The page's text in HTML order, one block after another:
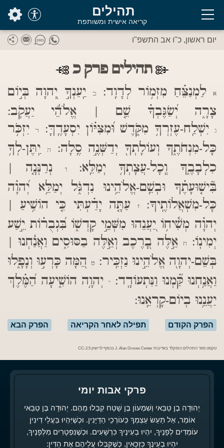
תהילים
קריאה אישית ומשותפת
יום ראשון, כ"ו אב התשפ"ו
תהילים פרק כ
אלַמְנַצֵּ֗חַ מִזְמ֥וֹר לְדָוִֽד:ב
יַֽעַנְךָ֣ יְ֭הוָה בְּי֣וֹם
צָרָ֑ה יְ֝שַׂגֶּבְךָ֗ שֵׁ֤ם | אֱלֹהֵ֬י יַעֲקֹֽב:
גיִשְׁלַֽח-עֶזְרְךָ֥ מִקֹּ֑דֶשׁ וּ֝מִצִּיּ֗וֹן יִסְעָדֶֽךָּ: דיִזְכֹּ֥ר
כָּל-מִנְחֹתֶ֑ךָ וְעוֹלָתְךָ֖ יְדַשְּׁנֶ֣ה סֶֽלָה:ה
יִֽתֶּן-לְךָ֥
כִלְבָבֶ֑ךָ וְֽכָל-עֲצָתְךָ֥ יְמַלֵּֽא:ו
נְרַנְּנָ֤ה |
בִּ֘ישׁ֤וּעָתֶ֗ךָ וּבְשֵֽׁם-אֱלֹהֵ֥ינוּ נִדְגֹּ֑ל יְמַלֵּ֥א יְ֝הוָ֗ה
כָּל-מִשְׁאֲלוֹתֶֽיךָ:ז
עַתָּ֤ה יָדַ֗עְתִּי כִּ֤י הוֹשִׁ֥יעַ |
יְהוָ֗ה מְשִׁ֫יח֥וֹ יַ֭עֲנֵהוּ מִשְּׁמֵ֣י קָדְשׁ֑וֹ בִּ֝גְבֻר֗וֹת יֵ֣שַׁע
יְמִינֽוֹ:
ח אֵ֣לֶּה בָ֭רֶכֶב וְאֵ֣לֶּה בַסּוּסִ֑ים וַאֲנַ֓חְנוּ |
בְּשֵׁם-יְהוָ֖ה אֱלֹהֵ֣ינוּ נַזְכִּֽיר: ט הֵ֭מָּה כָּרְע֣וּ וְנָפָ֑לוּ
וַאֲנַ֥חְנוּ קַּ֝֗מְנוּ וַנִּתְעוֹדָֽד:י יְהוָ֥ה הוֹשִׁ֑יעָה הַ֝מֶּ֗לֶךְ
יַעֲנֵ֥נוּ בְיוֹם-קָרְאֵֽנוּ:
הפרק הקודם הפרק הבא תפילה לאחר הקריאה
טקסט ספר התהילים המוקלד באדיבות J. Alan Groves Center בכפוף לרישיון CC-2.5
פרקי אבות יומי
יְהוּדָה בֶן טַבַּאי וְשִׁמְעוֹן בֶּן שָׁטַח קִבְּלוּ מֵהֶם. יְהוּדָה בֶּן טַבַּאי
אוֹמֵר, אַל תַּעַשׂ עַצְמְךָ כְּעוֹרְכֵי הַדַּיָּנִין. וּכְשֶׁיִּהְיוּ בַּעֲלֵי דִינִין
עוֹמְדִים לְפָנֶיךָ, יִהְיוּ בְעֵינֶיךָ כִּרְשָׁעִים. וּכְשֶׁנִּפְטָרִים מִלְּפָנֶיךָ,
יִהְיוּ בְעֵינֶךָ כְּזַכָּאִין, כְּשֶׁקִּבְּלוּ עֲלֵיהֶם אֶת הַדִּין: